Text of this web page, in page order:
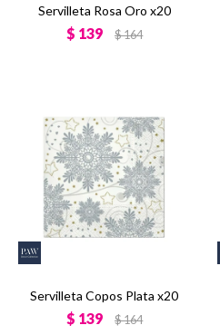
Servilleta Rosa Oro x20
$ 139 $164
Servilleta Copos Plata x20
$ 139 $164